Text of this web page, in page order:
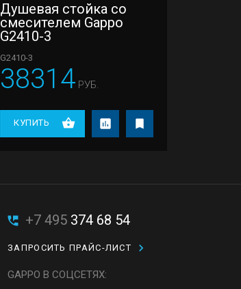
Душевая стойка со
смесителем Gappo
G2410-3
G2410-3
38314 РУБ.
КУПИТЬ
+7 495 374 68 54
ЗАПРОСИТЬ ПРАЙС-ЛИСТ
GAPPO В СОЦСЕТЯХ: